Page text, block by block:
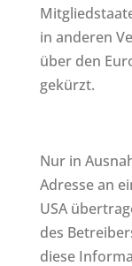
in anderen
über den
gekürzt.
Nur in
Adresse an
USA
des
diese